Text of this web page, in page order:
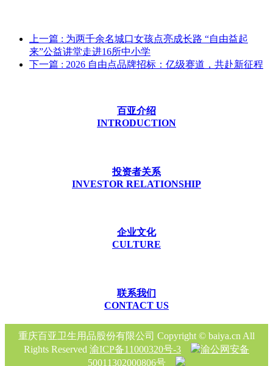
上一篇 : 为两千余名城口女孩点亮成长路 “自由益起
来”公益讲堂走进16所中小学
下一篇 : 2026 自由点品牌招标：亿级赛道，共赴新征程
百亚介绍
INTRODUCTION
投资者关系
INVESTOR RELATIONSHIP
企业文化
CULTURE
联系我们
CONTACT US
重庆百亚卫生用品股份有限公司 Copyright © baiya.cn All
Rights Reserved 渝ICP备11000320号-3
渝公网安备
50011302000806号